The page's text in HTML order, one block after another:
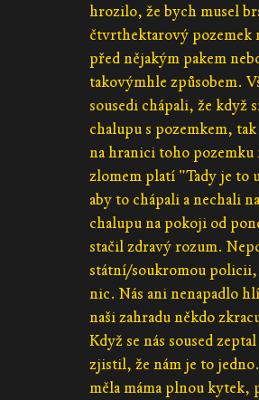
hrozilo, že bych musel
čtvrthektarový pozemek
před nějakým pakem
takovýmhle způsobem.
sousedi chápali, že když
chalupu s pozemkem,
na hranici toho pozemku
zlomem platí "Tady je to
aby to chápali a nechali
chalupu na pokoji od
stačil zdravý rozum.
státní/soukromou policii,
nic. Nás ani nenapadlo
naši zahradu někdo
Když se nás soused
zjistil, že nám je to
měla máma plnou kytek,